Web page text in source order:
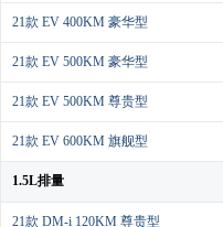
21款 EV 400KM 豪华型
21款 EV 500KM 豪华型
21款 EV 500KM 尊贵型
21款 EV 600KM 旗舰型
1.5L排量
21款 DM-i 120KM 尊贵型